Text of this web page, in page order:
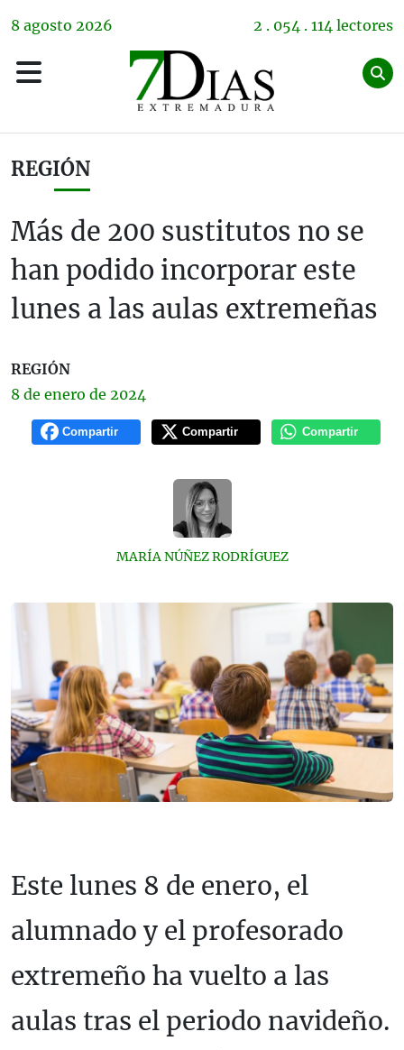
8 agosto 2026 2 . 054 . 114 lectores
REGIÓN
Más de 200 sustitutos no se
han podido incorporar este
lunes a las aulas extremeñas
REGIÓN
8 de enero de 2024
Compartir Compartir Compartir
MARÍA NÚÑEZ RODRÍGUEZ
Este lunes 8 de enero, el
alumnado y el profesorado
extremeño ha vuelto a las
aulas tras el periodo navideño.